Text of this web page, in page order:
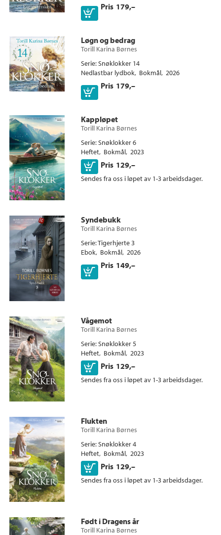
Pris 179,–
Løgn og bedrag
Torill Karina Børnes
Serie Snøklokker 14
Nedlastbar lydbok Bokmål 2026
Pris 179,–
Kappløpet
Torill Karina Børnes
Serie Snøklokker 6
Heftet Bokmål 2023
Pris 129,–
Kjøp
Sendes fra oss i løpet av 1-3 arbeidsdager.
Ebok
Syndebukk
Torill Karina Børnes
Serie Tigerhjerte 3
Ebok Bokmål 2026
Pris 149,–
Vågemot
Torill Karina Børnes
Serie Snøklokker 5
Heftet Bokmål 2023
Pris 129,–
Kjøp
Sendes fra oss i løpet av 1-3 arbeidsdager.
Flukten
Torill Karina Børnes
Serie Snøklokker 4
Heftet Bokmål 2023
Pris 129,–
Kjøp
Sendes fra oss i løpet av 1-3 arbeidsdager.
Ebok
Født i Dragens år
Torill Karina Børnes